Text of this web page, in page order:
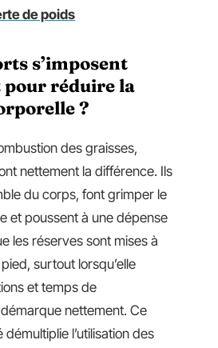
de poids
s’imposent
réduire la
?
des graisses,
nettement la différence. Ils
du corps, font grimper le
et poussent à une dépense
les réserves sont mises à
surtout lorsqu’elle
et temps de
nettement. Ce
l’utilisation des